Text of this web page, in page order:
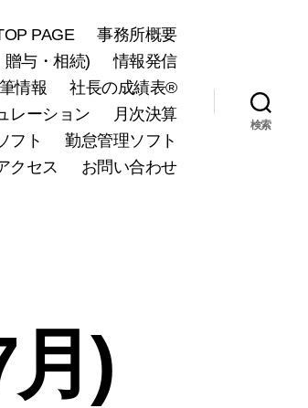
PAGE
事務所概要
与・相続)
情報発信
情報
社長の成績表®
レーション
月次決算
フト
勤怠管理ソフト
クセス お問い合わせ
検索
)